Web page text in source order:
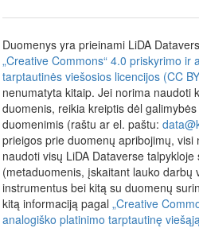
Duomenys yra prieinami LiDA
„Creative Commons“ 4.0 priskyrimo ir
tarptautinės viešosios licencijos (CC
nenumatyta kitaip. Jei norima naudoti
duomenis, reikia kreiptis dėl
duomenimis (raštu ar el. paštu:
prieigos prie duomenų apribojimų, visi
naudoti visų LiDA Dataverse
(metaduomenis, įskaitant lauko darbų
instrumentus bei kitą su duomenų
kitą informaciją pagal „Creative
analogiško platinimo tarptautinę